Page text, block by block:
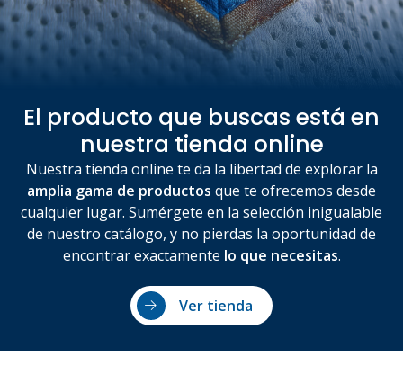
El producto que buscas está en
nuestra tienda online
Nuestra tienda online te da la libertad de explorar la
amplia gama de productos que te ofrecemos desde
cualquier lugar. Sumérgete en la selección inigualable
de nuestro catálogo, y no pierdas la oportunidad de
encontrar exactamente lo que necesitas.
Ver tienda